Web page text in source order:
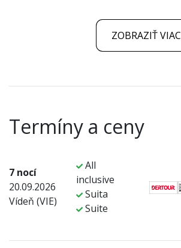
ZOBRAZIŤ VIAC
Termíny a ceny
7 nocí
20.09.2026
Vídeň (VIE)
All
inclusive
Suita
Suite